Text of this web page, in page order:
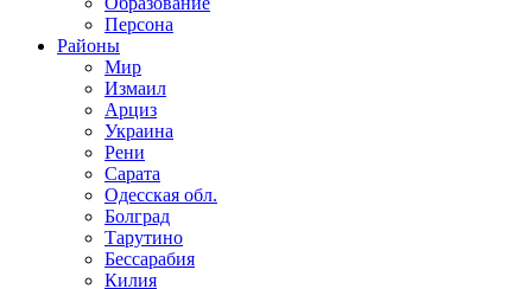
Персона
Районы
Мир
Измаил
Арциз
Украина
Рени
Сарата
Одесская обл.
Болград
Тарутино
Бессарабия
Килия